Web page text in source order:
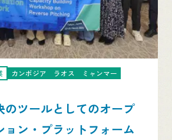
カンボジア ラオス
ミャンマー
のツールとしてのオープ
ョン・プラットフォーム